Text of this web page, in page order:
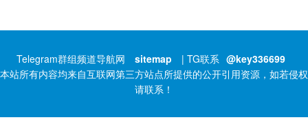
Telegram群组频道导航网 sitemap | TG联系 @key336699
本站所有内容均来自互联网第三方站点所提供的公开引用资源，如若侵权
请联系！